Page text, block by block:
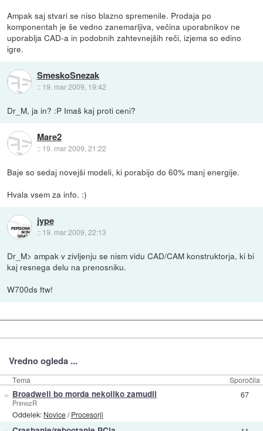
Ampak saj stvari se niso blazno spremenile. Prodaja po
komponentah je še vedno zanemarljiva, večina uporabnikov ne
uporablja CAD-a in podobnih zahtevnejših reči, izjema so edino
igre.
SmeskoSnezak
:: 19. mar 2009, 19:42
Dr_M, ja in? :P Imaš kaj proti ceni?
Mare2
:: 19. mar 2009, 21:22
Baje so sedaj novejši modeli, ki porabijo do 60% manj energije.
Hvala vsem za info. :)
jype
:: 19. mar 2009, 22:13
Dr_M> ampak v zivljenju se nism vidu CAD/CAM konstruktorja, ki bi
kaj resnega delu na prenosniku.
W700ds ftw!
Vredno ogleda ...
Tema Sporočila
» Broadwell bo morda nekoliko zamudil
PrimozR
Oddelek: Novice/Procesorji
67